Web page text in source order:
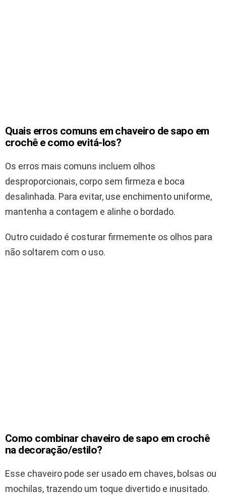
Quais erros comuns em chaveiro de sapo em
crochê e como evitá-los?
Os erros mais comuns incluem olhos
desproporcionais, corpo sem firmeza e boca
desalinhada. Para evitar, use enchimento uniforme,
mantenha a contagem e alinhe o bordado.
Outro cuidado é costurar firmemente os olhos para
não soltarem com o uso.
Como combinar chaveiro de sapo em crochê
na decoração/estilo?
Esse chaveiro pode ser usado em chaves, bolsas ou
mochilas, trazendo um toque divertido e inusitado.